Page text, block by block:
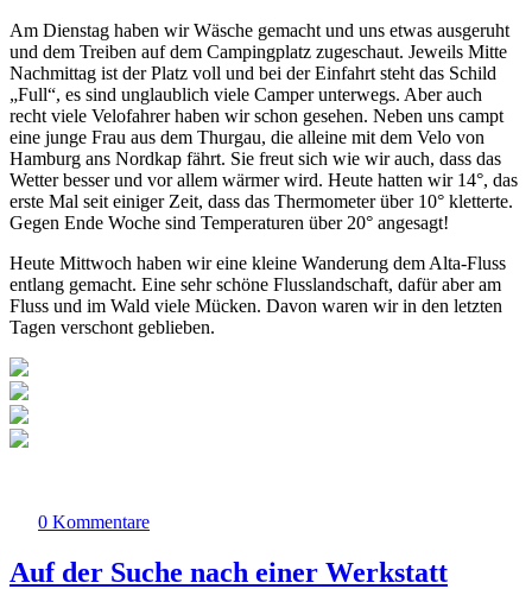
Am Dienstag haben wir Wäsche gemacht und uns etwas ausgeruht
und dem Treiben auf dem Campingplatz zugeschaut. Jeweils Mitte
Nachmittag ist der Platz voll und bei der Einfahrt steht das Schild
„Full“, es sind unglaublich viele Camper unterwegs. Aber auch
recht viele Velofahrer haben wir schon gesehen. Neben uns campt
eine junge Frau aus dem Thurgau, die alleine mit dem Velo von
Hamburg ans Nordkap fährt. Sie freut sich wie wir auch, dass das
Wetter besser und vor allem wärmer wird. Heute hatten wir 14°, das
erste Mal seit einiger Zeit, dass das Thermometer über 10° kletterte.
Gegen Ende Woche sind Temperaturen über 20° angesagt!
Heute Mittwoch haben wir eine kleine Wanderung dem Alta-Fluss
entlang gemacht. Eine sehr schöne Flusslandschaft, dafür aber am
Fluss und im Wald viele Mücken. Davon waren wir in den letzten
Tagen verschont geblieben.
0 Kommentare
Auf der Suche nach einer Werkstatt